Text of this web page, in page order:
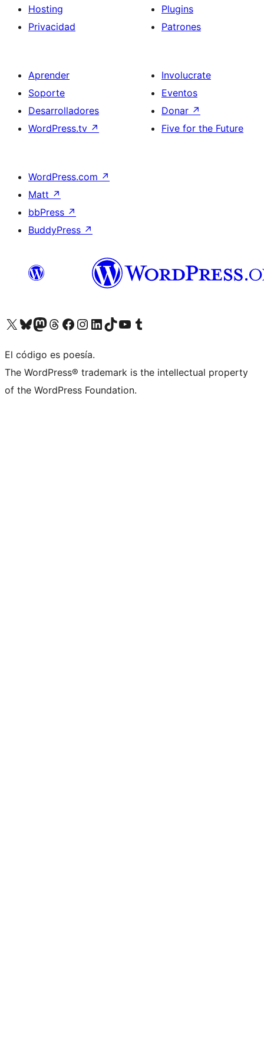
Hosting
Privacidad
Plugins
Patrones
Aprender
Soporte
Desarrolladores
WordPress.tv ↗
Involucrate
Eventos
Donar ↗
Five for the Future
WordPress.com ↗
Matt ↗
bbPress ↗
BuddyPress ↗
Visitá nuestra cuenta de X (anteriormente Twitter)
Visitá nuestra cuenta de Bluesky
Visitá nuestra cuenta de Mastodon
Visitá nuestra cuenta de Threads
Visitá nuestra página de Facebook
Visitá nuestra cuenta de Instagram
Visitá nuestra cuenta de LinkedIn
Visitá nuestra cuenta de TikTok
Visitá nuestro canal de YouTube
Visitá nuestra cuenta de Tumblr
El código es poesía.
The WordPress® trademark is the intellectual property
of the WordPress Foundation.